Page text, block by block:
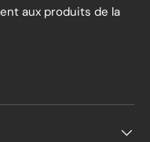
aux produits de la